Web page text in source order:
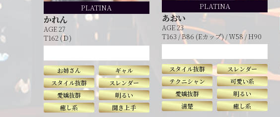
PLATINA
かれん
AGE 27
T162 (Ｄ)
お姉さん
ギャル
スタイル抜群
スレンダー
愛嬌抜群
明るい
癒し系
聞き上手
PLATINA
あおい
AGE 23
T163 / B86 (Eカップ) / W58 / H90
スタイル抜群
スレンダー
テクニシャン
可愛い系
愛嬌抜群
明るい
清楚
癒し系